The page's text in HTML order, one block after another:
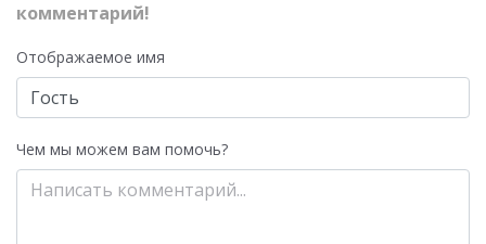
комментарий!
Отображаемое имя
Чем мы можем вам помочь?